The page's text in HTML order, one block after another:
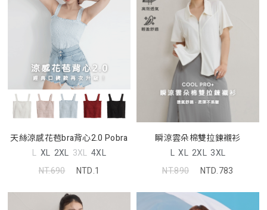
天絲涼感花苞bra背心2.0 Pobra
L XL 2XL 3XL 4XL
NT.690
NTD.1
瞬涼雲朵棉雙拉鍊襯衫
L XL 2XL 3XL
NT.890
NTD.783